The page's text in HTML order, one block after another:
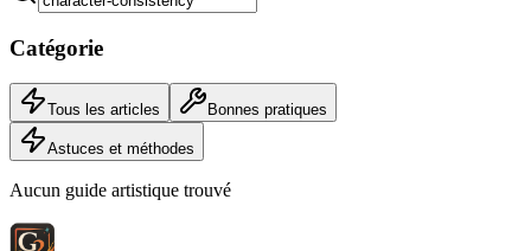
Catégorie
Tous les articles Bonnes pratiques
Astuces et méthodes
Aucun guide artistique trouvé